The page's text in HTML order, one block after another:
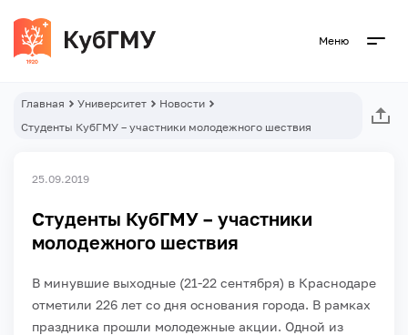
Меню
Главная Университет
Новости
Студенты КубГМУ – участники молодежного шествия
25.09.2019
Студенты КубГМУ – участники
молодежного шествия
В минувшие выходные (21-22 сентября) в Краснодаре
отметили 226 лет со дня основания города. В рамках
праздника прошли молодежные акции. Одной из